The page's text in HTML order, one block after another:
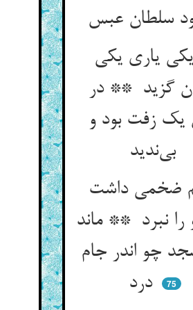
یاری یکی
گزید ** در
یک زفت بود و
بی‌ندید
ضخمی داشت
نبرد ** ماند
چو اندر جام
درد
75